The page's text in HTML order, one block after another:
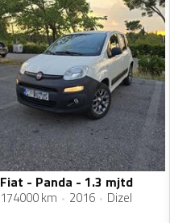
Fiat - Panda - 1.3 mjtd
174000 km 2016 Dizel